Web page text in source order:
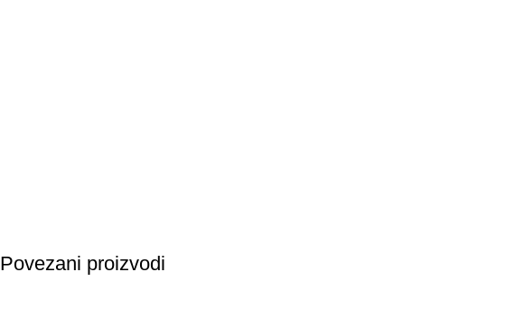
Povezani proizvodi